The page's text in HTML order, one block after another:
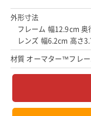
外形寸法
フレーム 幅12.9cm 奥
レンズ 幅6.2cm 高さ
材質 オーマター™フレ